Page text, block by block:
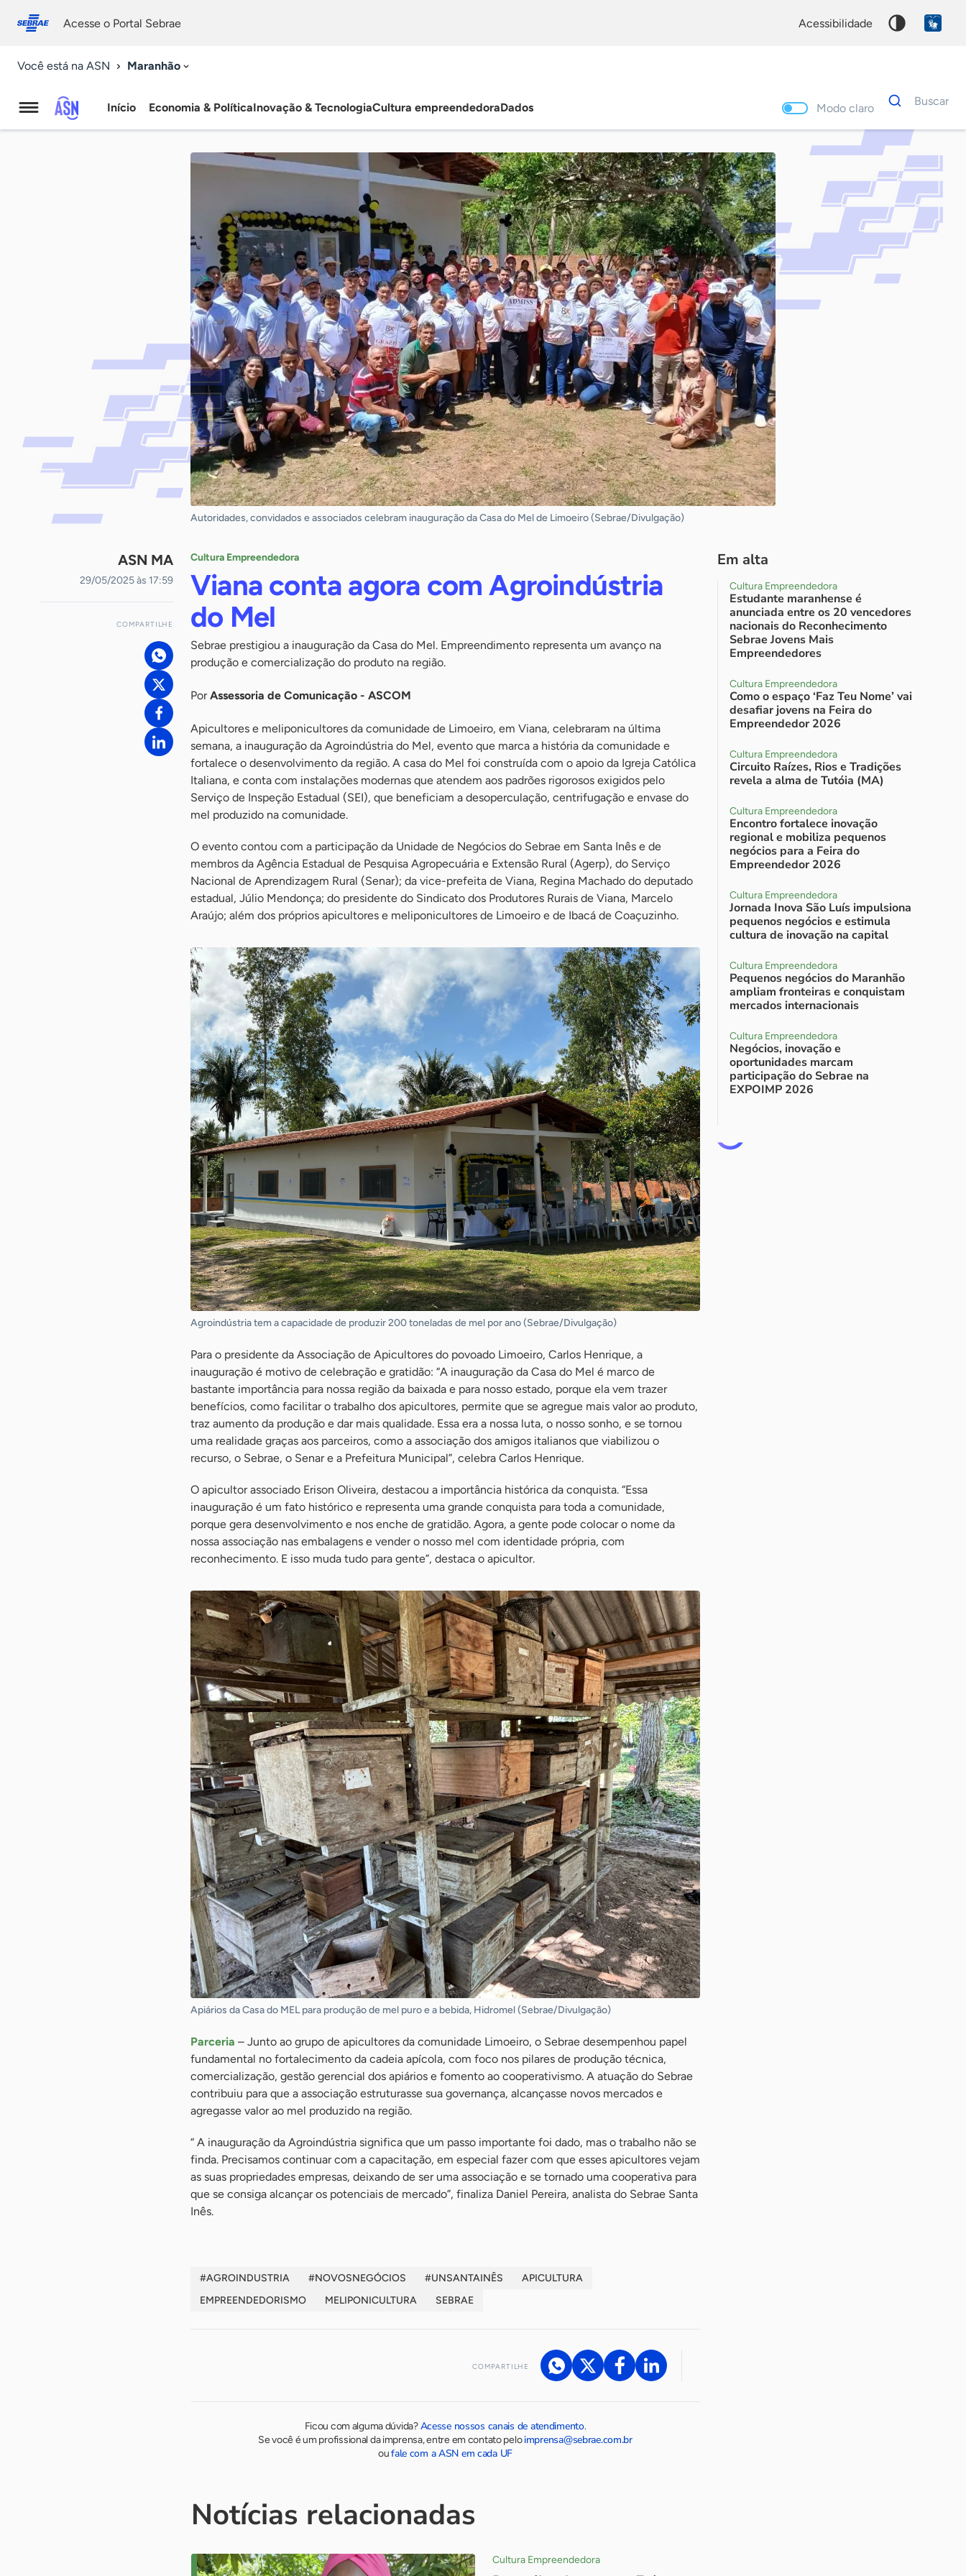
conosco
Acesse o Portal Sebrae acessibilidade
Você está na ASN Maranhão
Agência
Início Economia & PolíticaInovação & TecnologiaCultura empreendedoraDados Modo claro
Dados
para
Buscar
Palavra
chave
Autoridades, convidados e associados celebram inauguração da Casa do Mel de Limoeiro (Sebrae/Divulgação)
ASN MA
29/05/2025 às 17:59
COMPARTILHE
Cultura Empreendedora
Viana conta agora com Agroindústria
do Mel
Sebrae prestigiou a inauguração da Casa do Mel. Empreendimento representa um avanço na
produção e comercialização do produto na região.
PorAssessoria de Comunicação - ASCOM
Apicultores e meliponicultores da comunidade de Limoeiro, em Viana, celebraram na última
semana, a inauguração da Agroindústria do Mel, evento que marca a história da comunidade e
fortalece o desenvolvimento da região. A casa do Mel foi construída com o apoio da Igreja Católica
Italiana, e conta com instalações modernas que atendem aos padrões rigorosos exigidos pelo
Serviço de Inspeção Estadual (SEI), que beneficiam a desoperculação, centrifugação e envase do
mel produzido na comunidade.
O evento contou com a participação da Unidade de Negócios do Sebrae em Santa Inês e de
membros da Agência Estadual de Pesquisa Agropecuária e Extensão Rural (Agerp), do Serviço
Nacional de Aprendizagem Rural (Senar); da vice-prefeita de Viana, Regina Machado do deputado
estadual, Júlio Mendonça; do presidente do Sindicato dos Produtores Rurais de Viana, Marcelo
Araújo; além dos próprios apicultores e meliponicultores de Limoeiro e de Ibacá de Coaçuzinho.
Agroindústria tem a capacidade de produzir 200 toneladas de mel por ano (Sebrae/Divulgação)
Para o presidente da Associação de Apicultores do povoado Limoeiro, Carlos Henrique, a
inauguração é motivo de celebração e gratidão: “A inauguração da Casa do Mel é marco de
bastante importância para nossa região da baixada e para nosso estado, porque ela vem trazer
benefícios, como facilitar o trabalho dos apicultores, permite que se agregue mais valor ao produto,
traz aumento da produção e dar mais qualidade. Essa era a nossa luta, o nosso sonho, e se tornou
uma realidade graças aos parceiros, como a associação dos amigos italianos que viabilizou o
recurso, o Sebrae, o Senar e a Prefeitura Municipal”, celebra Carlos Henrique.
O apicultor associado Erison Oliveira, destacou a importância histórica da conquista. “Essa
inauguração é um fato histórico e representa uma grande conquista para toda a comunidade,
porque gera desenvolvimento e nos enche de gratidão. Agora, a gente pode colocar o nome da
nossa associação nas embalagens e vender o nosso mel com identidade própria, com
reconhecimento. E isso muda tudo para gente”, destaca o apicultor.
Apiários da Casa do MEL para produção de mel puro e a bebida, Hidromel (Sebrae/Divulgação)
Parceria – Junto ao grupo de apicultores da comunidade Limoeiro, o Sebrae desempenhou papel
fundamental no fortalecimento da cadeia apícola, com foco nos pilares de produção técnica,
comercialização, gestão gerencial dos apiários e fomento ao cooperativismo. A atuação do Sebrae
contribuiu para que a associação estruturasse sua governança, alcançasse novos mercados e
agregasse valor ao mel produzido na região.
“ A inauguração da Agroindústria significa que um passo importante foi dado, mas o trabalho não se
finda. Precisamos continuar com a capacitação, em especial fazer com que esses apicultores vejam
as suas propriedades empresas, deixando de ser uma associação e se tornado uma cooperativa para
que se consiga alcançar os potenciais de mercado”, finaliza Daniel Pereira, analista do Sebrae Santa
Inês.
#AGROINDUSTRIA #NOVOSNEGÓCIOS #UNSANTAINÊS
APICULTURA
EMPREENDEDORISMO
MELIPONICULTURA SEBRAE
COMPARTILHE
Ficou com alguma dúvida?Acesse nossos canais de atendimento.
Se você é um profissional da imprensa, entre em contato peloimprensa@sebrae.com.br
oufale com a ASN em cada UF
Em alta
Cultura Empreendedora
Estudante maranhense é
anunciada entre os 20 vencedores
nacionais do Reconhecimento
Sebrae Jovens Mais
Empreendedores
Cultura Empreendedora
Como o espaço ‘Faz Teu Nome’ vai
desafiar jovens na Feira do
Empreendedor 2026
Cultura Empreendedora
Circuito Raízes, Rios e Tradições
revela a alma de Tutóia (MA)
Cultura Empreendedora
Encontro fortalece inovação
regional e mobiliza pequenos
negócios para a Feira do
Empreendedor 2026
Cultura Empreendedora
Jornada Inova São Luís impulsiona
pequenos negócios e estimula
cultura de inovação na capital
Cultura Empreendedora
Pequenos negócios do Maranhão
ampliam fronteiras e conquistam
mercados internacionais
Cultura Empreendedora
Negócios, inovação e
oportunidades marcam
participação do Sebrae na
EXPOIMP 2026
Notícias relacionadas
Cultura Empreendedora